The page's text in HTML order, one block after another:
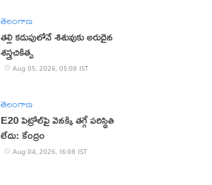
తెలంగాణ
తల్లి కడుపులోనే శిశువుకు అరుదైన
శస్త్రచికిత్స
Aug 05, 2026, 05:08 IST
తెలంగాణ
E20 పెట్రోల్‌పై వెనక్కి తగ్గే పరిస్థితి
లేదు: కేంద్రం
Aug 04, 2026, 16:08 IST